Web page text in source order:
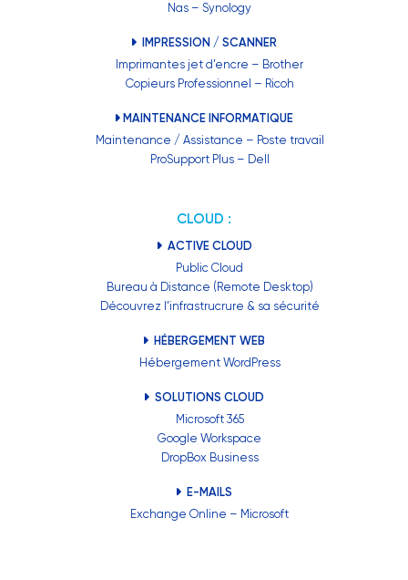
Nas – Synology
IMPRESSION / SCANNER
Imprimantes jet d’encre – Brother
Copieurs Professionnel – Ricoh
MAINTENANCE INFORMATIQUE
Maintenance / Assistance – Poste travail
ProSupport Plus – Dell
CLOUD :
ACTIVE CLOUD
Public Cloud
Bureau à Distance (Remote Desktop)
Découvrez l’infrastrucrure & sa sécurité
HÉBERGEMENT WEB
Hébergement WordPress
SOLUTIONS CLOUD
Microsoft 365
Google Workspace
DropBox Business
E-MAILS
Exchange Online – Microsoft